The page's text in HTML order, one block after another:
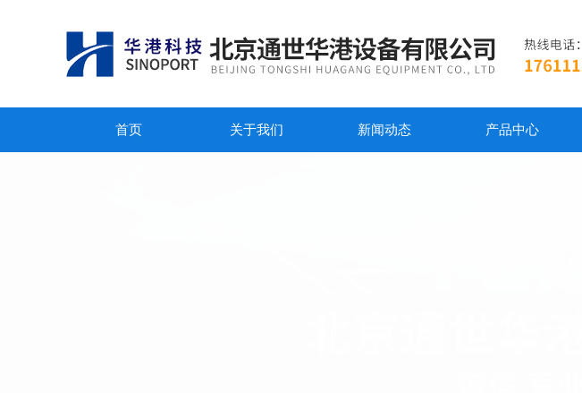
首页 关于我们 新闻动态 产品中心